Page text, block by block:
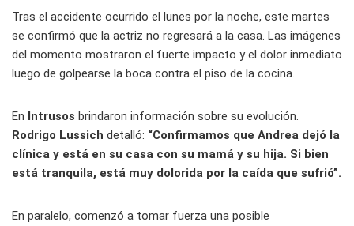
Tras el accidente ocurrido el lunes por la noche, este martes
se confirmó que la actriz no regresará a la casa. Las imágenes
del momento mostraron el fuerte impacto y el dolor inmediato
luego de golpearse la boca contra el piso de la cocina.
En Intrusos brindaron información sobre su evolución.
Rodrigo Lussich detalló: “Confirmamos que Andrea dejó la
clínica y está en su casa con su mamá y su hija. Si bien
está tranquila, está muy dolorida por la caída que sufrió”.
En paralelo, comenzó a tomar fuerza una posible